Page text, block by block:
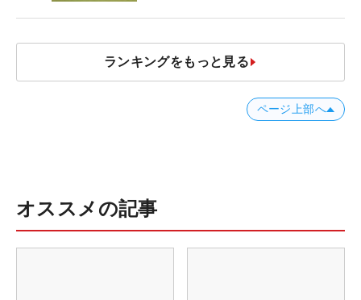
ランキングをもっと見る
ページ上部へ
オススメの記事